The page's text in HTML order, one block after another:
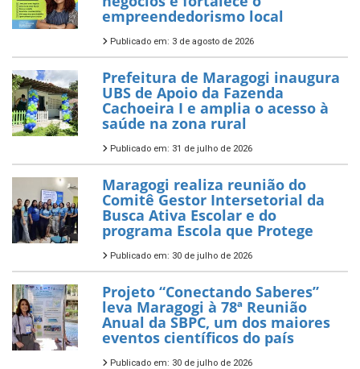
empreendedorismo local
Publicado em: 3 de agosto de 2026
Prefeitura de Maragogi inaugura
UBS de Apoio da Fazenda
Cachoeira I e amplia o acesso à
saúde na zona rural
Publicado em: 31 de julho de 2026
Maragogi realiza reunião do
Comitê Gestor Intersetorial da
Busca Ativa Escolar e do
programa Escola que Protege
Publicado em: 30 de julho de 2026
Projeto “Conectando Saberes”
leva Maragogi à 78ª Reunião
Anual da SBPC, um dos maiores
eventos científicos do país
Publicado em: 30 de julho de 2026